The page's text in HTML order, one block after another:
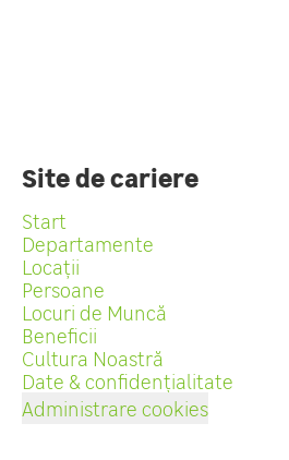
Site de cariere
Start
Departamente
Locații
Persoane
Locuri de Muncă
Beneficii
Cultura Noastră
Date & confidențialitate
Administrare cookies